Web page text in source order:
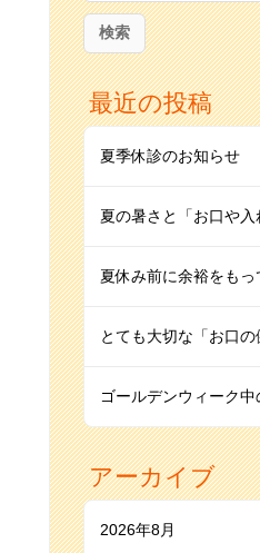
:
最近の投稿
夏季休診のお知らせ
夏の暑さと「お口や入
夏休み前に余裕をも
とても大切な「お口の
ゴールデンウィーク
アーカイブ
2026年8月